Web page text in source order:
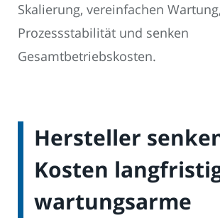
Skalierung, vereinfachen
Prozessstabilität und senken
Gesamtbetriebskosten.
Hersteller
Kosten
wartungsarme